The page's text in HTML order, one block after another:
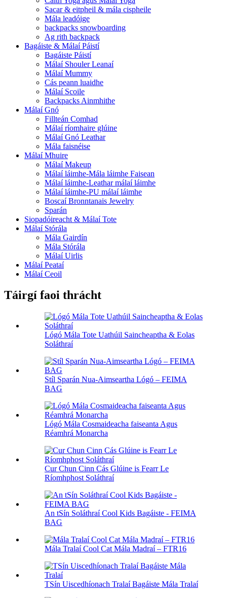
Sacar & eitpheil & mála cispheile
Mála leadóige
backpacks snowboarding
Ag rith backpack
Bagáiste & Málaí Páistí
Bagáiste Páistí
Málaí Shouler Leanaí
Málaí Mummy
Cás peann luaidhe
Málaí Scoile
Backpacks Ainmhithe
Málaí Gnó
Fillteán Comhad
Málaí ríomhaire glúine
Málaí Gnó Leathar
Mála faisnéise
Málaí Mhuire
Málaí Makeup
Málaí láimhe-Mála láimhe Faisean
Málaí láimhe-Leathar málaí láimhe
Málaí láimhe-PU málaí láimhe
Boscaí Bronntanais Jewelry
Sparán
Siopadóireacht & Málaí Tote
Málaí Stórála
Mála Gairdín
Mála Stórála
Málaí Uirlis
Málaí Peataí
Málaí Ceoil
Táirgí faoi thrácht
Lógó Mála Tote Uathúil Saincheaptha & Eolas
Soláthraí
Stíl Sparán Nua-Aimseartha Lógó – FEIMA
BAG
Lógó Mála Cosmaideacha faiseanta Agus
Réamhrá Monarcha
Cur Chun Cinn Cás Glúine is Fearr Le
Ríomhphost Soláthraí
An tSín Soláthraí Cool Kids Bagáiste - FEIMA
BAG
Mála Tralaí Cool Cat Mála Madraí – FTR16
TSín Uiscedhíonach Tralaí Bagáiste Mála Tralaí